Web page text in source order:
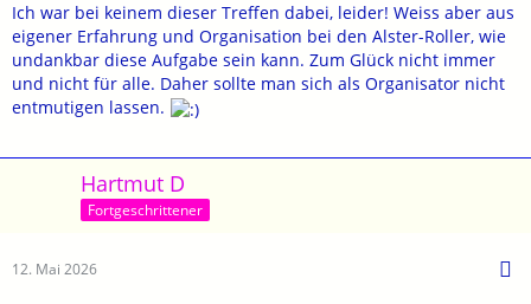
Ich war bei keinem dieser Treffen dabei, leider! Weiss aber aus
eigener Erfahrung und Organisation bei den Alster-Roller, wie
undankbar diese Aufgabe sein kann. Zum Glück nicht immer
und nicht für alle. Daher sollte man sich als Organisator nicht
entmutigen lassen.
Hartmut D
Fortgeschrittener
12. Mai 2026